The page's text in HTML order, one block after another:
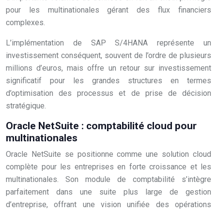
pour les multinationales gérant des flux financiers
complexes.
L’implémentation de SAP S/4HANA représente un
investissement conséquent, souvent de l’ordre de plusieurs
millions d’euros, mais offre un retour sur investissement
significatif pour les grandes structures en termes
d’optimisation des processus et de prise de décision
stratégique.
Oracle NetSuite : comptabilité cloud pour
multinationales
Oracle NetSuite se positionne comme une solution cloud
complète pour les entreprises en forte croissance et les
multinationales. Son module de comptabilité s’intègre
parfaitement dans une suite plus large de gestion
d’entreprise, offrant une vision unifiée des opérations